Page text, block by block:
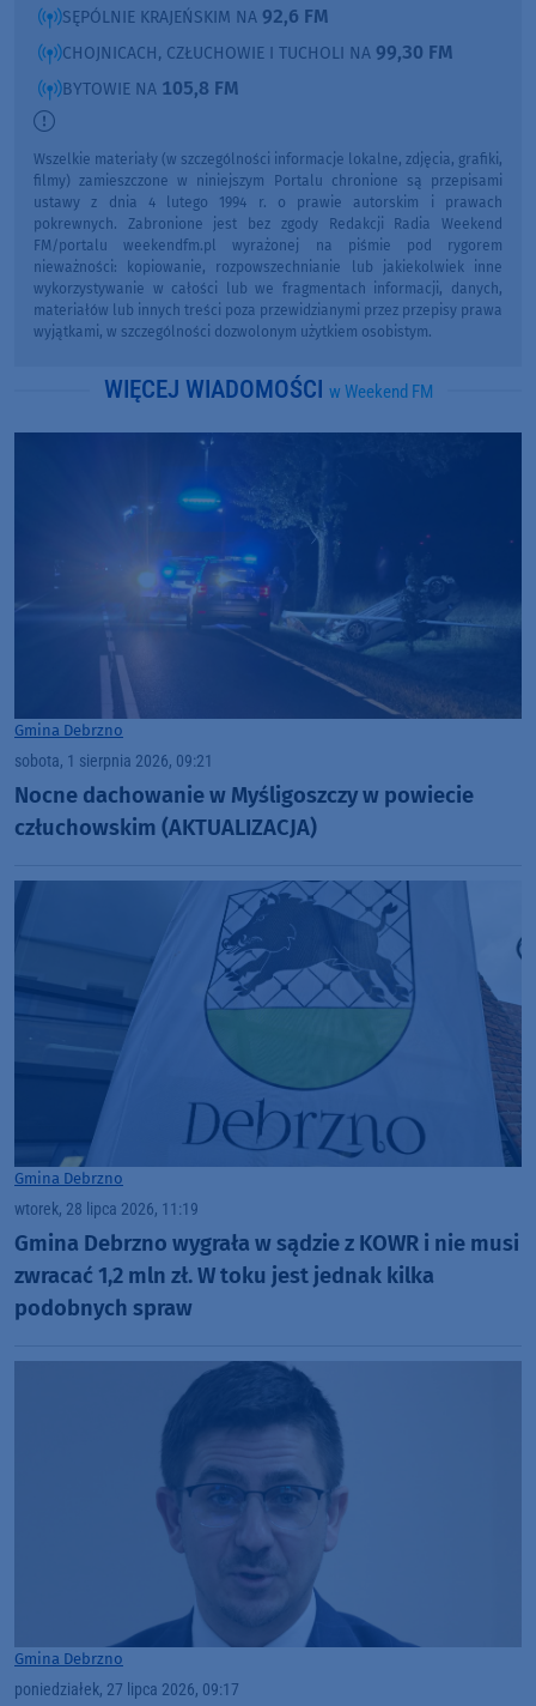
SĘPÓLNIE KRAJEŃSKIM NA 92,6 FM
CHOJNICACH, CZŁUCHOWIE I TUCHOLI NA 99,30 FM
BYTOWIE NA 105,8 FM
Wszelkie materiały (w szczególności informacje lokalne, zdjęcia, grafiki,
filmy) zamieszczone w niniejszym Portalu chronione są przepisami
ustawy z dnia 4 lutego 1994 r. o prawie autorskim i prawach
pokrewnych. Zabronione jest bez zgody Redakcji Radia Weekend
FM/portalu weekendfm.pl wyrażonej na piśmie pod rygorem
nieważności: kopiowanie, rozpowszechnianie lub jakiekolwiek inne
wykorzystywanie w całości lub we fragmentach informacji, danych,
materiałów lub innych treści poza przewidzianymi przez przepisy prawa
wyjątkami, w szczególności dozwolonym użytkiem osobistym.
WIĘCEJ WIADOMOŚCI w Weekend FM
Gmina Debrzno
sobota, 1 sierpnia 2026, 09:21
Nocne dachowanie w Myśligoszczy w powiecie
człuchowskim (AKTUALIZACJA)
Gmina Debrzno
wtorek, 28 lipca 2026, 11:19
Gmina Debrzno wygrała w sądzie z KOWR i nie musi
zwracać 1,2 mln zł. W toku jest jednak kilka
podobnych spraw
Gmina Debrzno
poniedziałek, 27 lipca 2026, 09:17